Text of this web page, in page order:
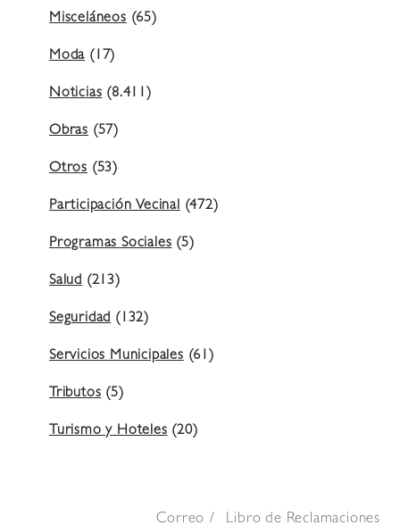
Misceláneos(65)
Moda(17)
Noticias(8.411)
Obras (57)
Otros (53)
Participación Vecinal(472)
Programas Sociales(5)
Salud (213)
Seguridad(132)
Servicios Municipales(61)
Tributos(5)
Turismo y Hoteles(20)
Correo Libro de Reclamaciones